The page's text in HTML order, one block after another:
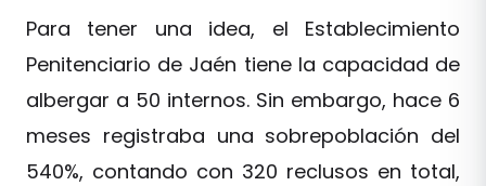
Para tener una idea, el Establecimiento
Penitenciario de Jaén tiene la capacidad de
albergar a 50 internos. Sin embargo, hace 6
meses registraba una sobrepoblación del
540%, contando con 320 reclusos en total,